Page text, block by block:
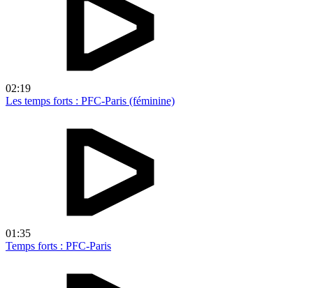
02:19
Les temps forts : PFC-Paris (féminine)
01:35
Temps forts : PFC-Paris